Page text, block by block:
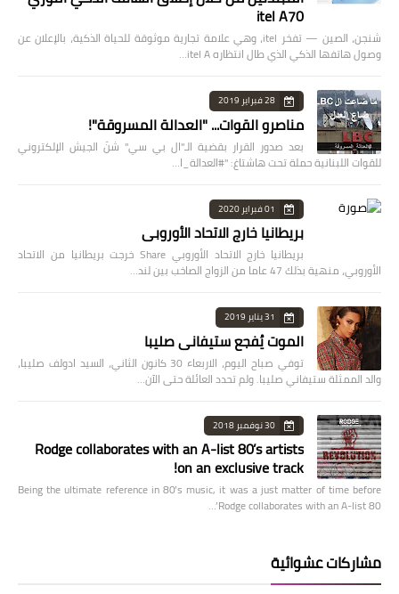
itel A70
شنجن، الصين — تفخر itel، وهي علامة تجارية موثوقة للحياة الذكية، بالإعلان عن
وصول هاتفها الذكي الذي طال انتظاره itel A…
28 فبراير 2019
مناصرو القوات... "العدالة المسروقة"!
بعد صدور القرار بقضية الـ"ال بي سي" شنّ الجيش الإلكتروني
للقوات اللبنانية حملة تحت هاشتاغ: "#العدالة_ا…
01 فبراير 2020
بريطانيا خارج الاتحاد الأوروبي
بريطانيا خارج الاتحاد الأوروبي Share خرجت بريطانيا من الاتحاد
الأوروبي، منهية بذلك 47 عاما من الزواج الصاخب بين لند…
31 يناير 2019
الموت يُفجع ستيفاني صليبا
توفي صباح اليوم، الاربعاء 30 كانون الثاني، السيد ادولف صليبا،
والد الممثلة ستيفاني صليبا. ولم تحدد العائلة حتى الآن…
30 نوفمبر 2018
Rodge collaborates with an A-list 80’s artists
on an exclusive track!
Being the ultimate reference in 80’s music, it was a just matter of time before
Rodge collaborates with an A-list 80’…
مشاركات عشوائية